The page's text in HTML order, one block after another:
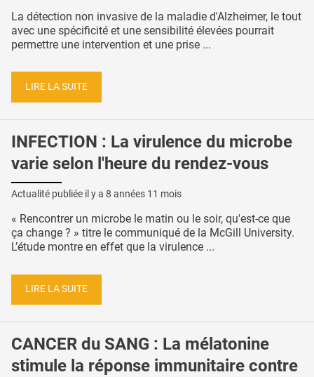
La détection non invasive de la maladie d'Alzheimer, le tout
avec une spécificité et une sensibilité élevées pourrait
permettre une intervention et une prise ...
LIRE LA SUITE
INFECTION : La virulence du microbe
varie selon l'heure du rendez-vous
Actualité publiée il y a 8 années 11 mois
« Rencontrer un microbe le matin ou le soir, qu'est-ce que
ça change ? » titre le communiqué de la McGill University.
L’étude montre en effet que la virulence ...
LIRE LA SUITE
CANCER du SANG : La mélatonine
stimule la réponse immunitaire contre